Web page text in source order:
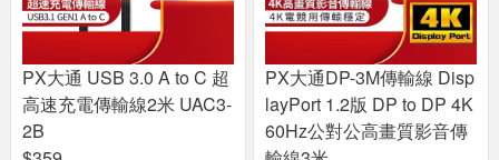
PX大通 USB 3.0 A to C 超
高速充電傳輸線2米 UAC3-
2B
PX大通DP-3M傳輸線 Disp
layPort 1.2版 DP to DP 4K
60Hz公對公高畫質影音傳